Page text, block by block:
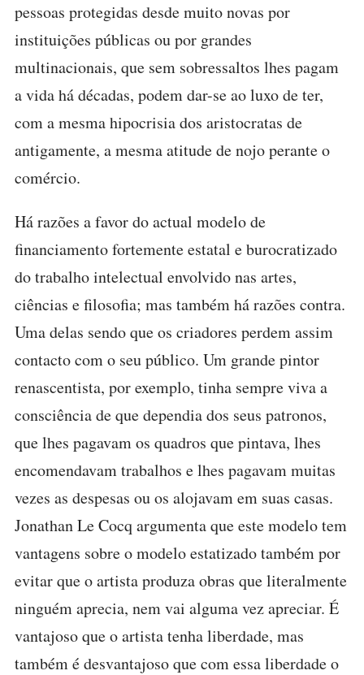
pessoas protegidas desde muito novas por
instituições públicas ou por grandes
multinacionais, que sem sobressaltos lhes pagam
a vida há décadas, podem dar-se ao luxo de ter,
com a mesma hipocrisia dos aristocratas de
antigamente, a mesma atitude de nojo perante o
comércio.
Há razões a favor do actual modelo de
financiamento fortemente estatal e burocratizado
do trabalho intelectual envolvido nas artes,
ciências e filosofia; mas também há razões contra.
Uma delas sendo que os criadores perdem assim
contacto com o seu público. Um grande pintor
renascentista, por exemplo, tinha sempre viva a
consciência de que dependia dos seus patronos,
que lhes pagavam os quadros que pintava, lhes
encomendavam trabalhos e lhes pagavam muitas
vezes as despesas ou os alojavam em suas casas.
Jonathan Le Cocq argumenta que este modelo tem
vantagens sobre o modelo estatizado também por
evitar que o artista produza obras que literalmente
ninguém aprecia, nem vai alguma vez apreciar. É
vantajoso que o artista tenha liberdade, mas
também é desvantajoso que com essa liberdade o